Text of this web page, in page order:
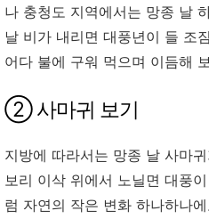
나 충청도 지역에서는 망종 날
날 비가 내리면 대풍년이 들 조
어다 불에 구워 먹으며 이듬해
② 사마귀 보기
지방에 따라서는 망종 날 사마
보리 이삭 위에서 노닐면 대풍
럼 자연의 작은 변화 하나하나